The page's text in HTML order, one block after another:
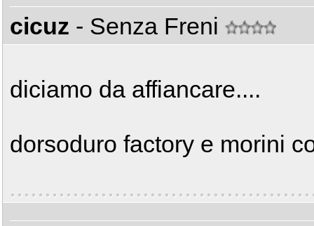
cicuz - Senza Freni
diciamo da affiancare....
dorsoduro factory e morini